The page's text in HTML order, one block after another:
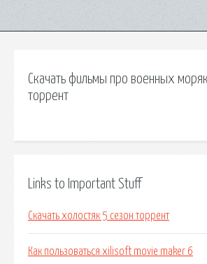
Скачать фильмы про военных
торрент
Links to Important Stuff
Скачать холостяк 5 сезон торрент
Как пользоваться xilisoft movie maker 6